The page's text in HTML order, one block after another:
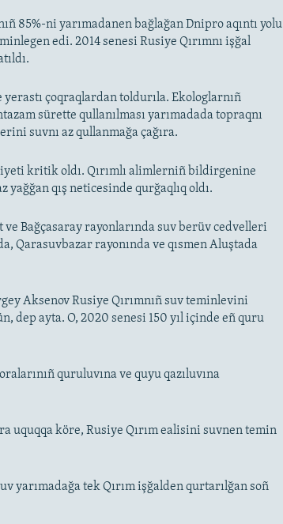
85%-ni yarımadanen bağlağan Dnipro aqıntı yolu
edi. 2014 senesi Rusiye Qırımnı işğal
çoqraqlardan toldurıla. Ekologlarnıñ
sürette qullanılması yarımadada topraqnı
suvnı az qullanmağa çağıra.
kritik oldı. Qırımlı alimlerniñ bildirgenine
yağğan qış neticesinde qurğaqlıq oldı.
Bağçasaray rayonlarında suv berüv cedvelleri
Qarasuvbazar rayonında ve qısmen Aluştada
Aksenov Rusiye Qırımnıñ suv teminlevini
dep ayta. O, 2020 senesi 150 yıl içinde eñ quru
quruluvına ve quyu qazıluvına
uquqqa köre, Rusiye Qırım ealisini suvnen temin
yarımadağa tek Qırım işğalden qurtarılğan soñ